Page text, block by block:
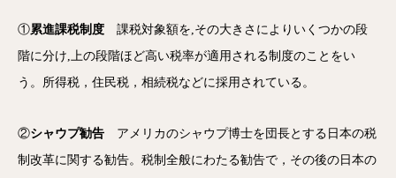
①累進課税制度 課税対象額を,その大きさによりいくつかの段
階に分け,上の段階ほど高い税率が適用される制度のことをい
う。所得税，住民税，相続税などに採用されている。
②シャウプ勧告 アメリカのシャウプ博士を団長とする日本の税
制改革に関する勧告。税制全般にわたる勧告で，その後の日本の